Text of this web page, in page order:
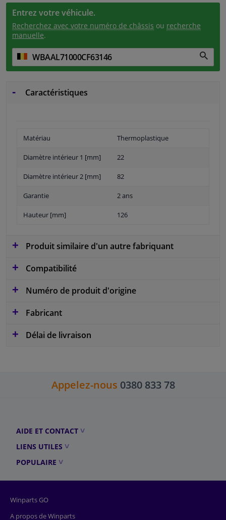
Entrez votre véhicule.
Recherchez avec votre numéro de châssis ou recherche
manuelle.
Caractéristiques
Matériau Thermoplastique
Diamètre intérieur 1 [mm] 22
Diamètre intérieur 2 [mm] 82
Garantie 2 ans
Hauteur [mm] 126
Produit similaire d'un autre fabriquant
Compatibilité
Numéro de produit d'origine
Fabricant
Délai de livraison
Appelez-nous 0380 833 78
AIDE ET CONTACT
LIENS UTILES
POPULAIRE
Winparts GO
A propos de Winparts